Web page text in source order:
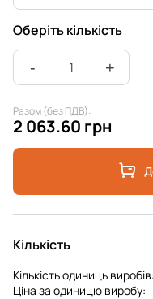
Оберіть кількість
Разом (без ПДВ):
2 063.60 грн
Кількість
Кількість одиниць виробів:
Ціна за одиницю виробу: